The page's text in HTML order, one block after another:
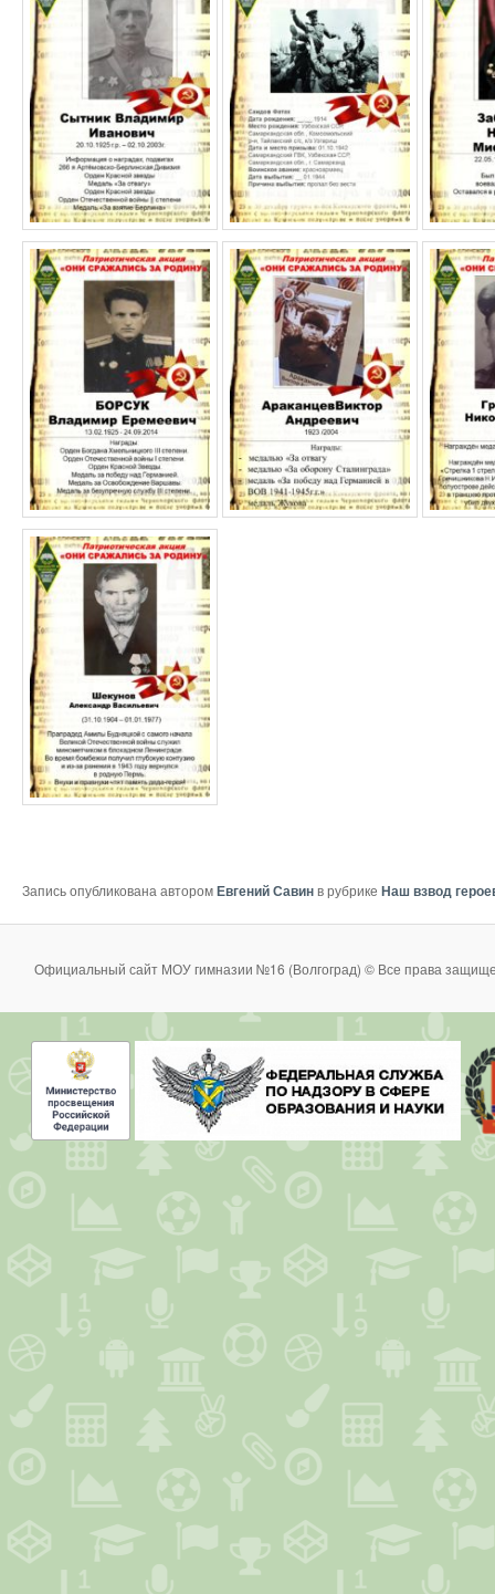
Запись опубликована авторомЕвгений Савинв рубрике Наш взвод
Официальный сайт МОУ гимназии №16 (Волгоград) © Все права